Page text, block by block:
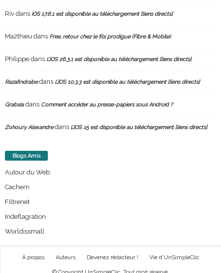
Riv dans iOS 17.6.1 est disponible au téléchargement [liens directs]
Ma2thieu dans Free, retour chez le fils prodigue (Fibre & Mobile)
Philippe dans L’iOS 26.3.1 est disponible au téléchargement [liens directs]
Razafindrabedans L’iOS 10.3.3 est disponible au téléchargement [liens directs]
Grabsiadans Comment accéder au presse-papiers sous Android ?
Zohoury Alexandredans L’iOS 15 est disponible au téléchargement [liens directs]
Blogs Amis
Autour du Web
Cachem
Filtrenet
Indeflagration
Worldissmall
À propos Auteurs Devenez rédacteur ! Vie d’UnSimpleClic